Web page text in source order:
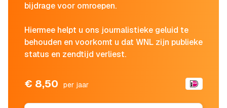
bijdrage voor omroepen.
Hiermee helpt u ons journalistieke geluid te
behouden en voorkomt u dat WNL zijn publieke
status en zendtijd verliest.
€ 8,50 per jaar